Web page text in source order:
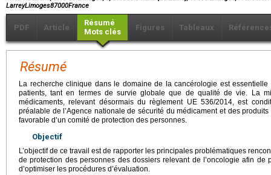
LarreyLimoges87000France
PDF Article
Résumé
Mots clés
Figures Tableaux
Résumé
La recherche clinique dans le domaine de la cancérologie est
patients, tant en termes de survie globale que de qualité de vie. La
médicaments, relevant désormais du règlement UE 536/2014, est
préalable de l’Agence nationale de sécurité du médicament et des
favorable d’un comité de protection des personnes.
Objectif
L’objectif de ce travail est de rapporter les principales problématiques
de protection des personnes des dossiers relevant de l’oncologie afin de
d’optimiser les procédures d’évaluation.